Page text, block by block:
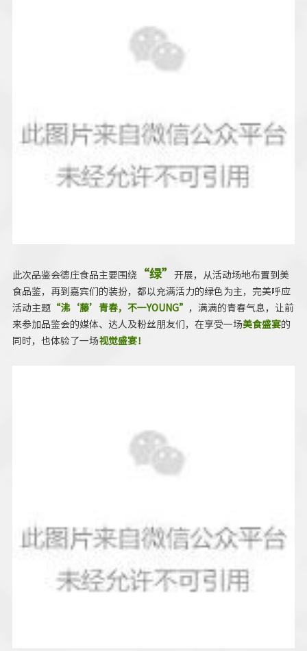
此次品鉴会德庄食品主要围绕 “绿”
开展，从活动场地布置到美
食品鉴，再到嘉宾们的装扮，都以充满活力的绿色为主，完美呼应
活动主题“沸‘藤’青春，不一YOUNG”
，满满的青春气息，让前
来参加品鉴会的媒体、达人及粉丝朋友们，在享受一场美食盛宴的
同时，也体验了一场视觉盛宴！